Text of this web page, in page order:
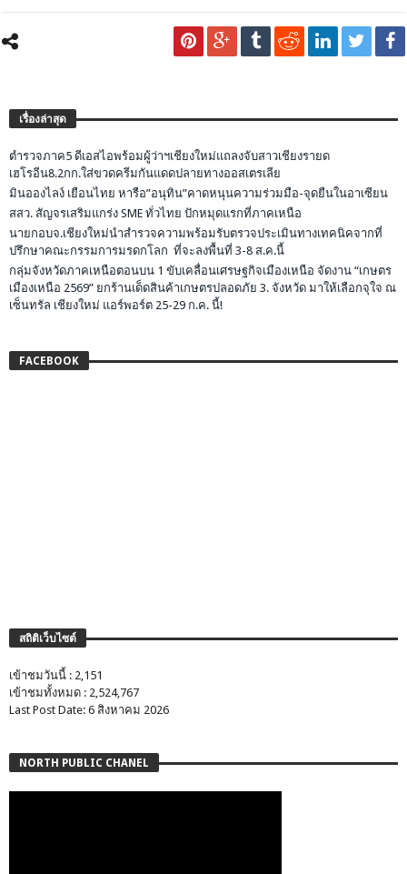
เรื่องล่าสุด
ตำรวจภาค5 ดีเอสไอพร้อมผู้ว่าฯเชียงใหม่แถลงจับสาวเชียงรายด
เฮโรอีน8.2กก.ใส่ขวดครีมกันแดดปลายทางออสเตรเลีย
มินอองไลง์ เยือนไทย หารือ”อนุทิน”คาดหนุนความร่วมมือ-จุดยืนในอาเซียน
สสว. สัญจรเสริมแกร่ง SME ทั่วไทย ปักหมุดแรกที่ภาคเหนือ
นายกอบจ.เชียงใหม่นำสำรวจความพร้อมรับตรวจประเมินทางเทคนิคจากที่
ปรึกษาคณะกรรมการมรดกโลก ที่จะลงพื้นที่ 3-8 ส.ค.นี้
กลุ่มจังหวัดภาคเหนือตอนบน 1 ขับเคลื่อนเศรษฐกิจเมืองเหนือ จัดงาน “เกษตร
เมืองเหนือ 2569” ยกร้านเด็ดสินค้าเกษตรปลอดภัย 3. จังหวัด มาให้เลือกจุใจ ณ
เซ็นทรัล เชียงใหม่ แอร์พอร์ต 25-29 ก.ค. นี้!
FACEBOOK
สถิติเว็บไซต์
เข้าชมวันนี้ : 2,151
เข้าชมทั้งหมด : 2,524,767
Last Post Date: 6 สิงหาคม 2026
NORTH PUBLIC CHANEL